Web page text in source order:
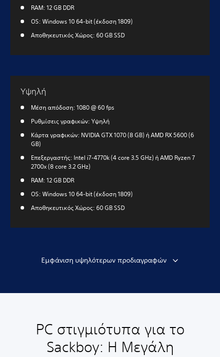
RAM: 12 GB DDR
OS: Windows 10 64-bit (έκδοση 1809)
Αποθηκευτικός Χώρος: 60 GB SSD
Υψηλή
Μέση απόδοση: 1080 @ 60 fps
Ρυθμίσεις γραφικών: Υψηλή
Κάρτα γραφικών: NVIDIA GTX 1070 (8 GB) ή AMD RX 5600 (6
GB)
Επεξεργαστής: Intel i7-4770k (4 core 3.5 GHz) ή AMD Ryzen 7
2700x (8 core 3.2 GHz)
RAM: 12 GB DDR
OS: Windows 10 64-bit (έκδοση 1809)
Αποθηκευτικός Χώρος: 60 GB SSD
Εμφάνιση υψηλότερων προδιαγραφών
PC στιγμιότυπα για το
Sackboy: Η Μεγάλη